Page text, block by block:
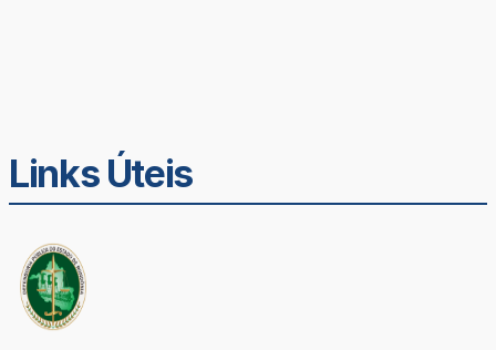
Links Úteis